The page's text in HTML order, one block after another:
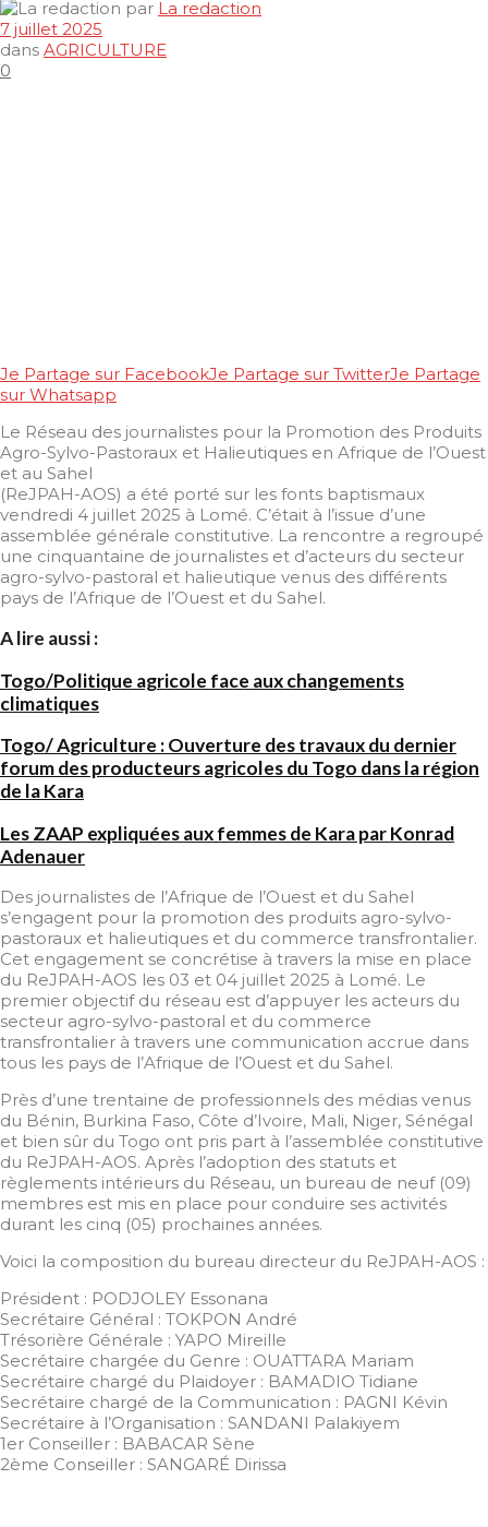
par La redaction
7 juillet 2025
dans AGRICULTURE
0
Je Partage sur FacebookJe Partage sur TwitterJe Partage
sur Whatsapp
Le Réseau des journalistes pour la Promotion des Produits
Agro-Sylvo-Pastoraux et Halieutiques en Afrique de l’Ouest
et au Sahel
(ReJPAH-AOS) a été porté sur les fonts baptismaux
vendredi 4 juillet 2025 à Lomé. C’était à l’issue d’une
assemblée générale constitutive. La rencontre a regroupé
une cinquantaine de journalistes et d’acteurs du secteur
agro-sylvo-pastoral et halieutique venus des différents
pays de l’Afrique de l’Ouest et du Sahel.
A lire aussi :
Togo/Politique agricole face aux changements
climatiques
Togo/ Agriculture : Ouverture des travaux du dernier
forum des producteurs agricoles du Togo dans la région
de la Kara
Les ZAAP expliquées aux femmes de Kara par Konrad
Adenauer
Des journalistes de l’Afrique de l’Ouest et du Sahel
s’engagent pour la promotion des produits agro-sylvo-
pastoraux et halieutiques et du commerce transfrontalier.
Cet engagement se concrétise à travers la mise en place
du ReJPAH-AOS les 03 et 04 juillet 2025 à Lomé. Le
premier objectif du réseau est d’appuyer les acteurs du
secteur agro-sylvo-pastoral et du commerce
transfrontalier à travers une communication accrue dans
tous les pays de l’Afrique de l’Ouest et du Sahel.
Près d’une trentaine de professionnels des médias venus
du Bénin, Burkina Faso, Côte d’Ivoire, Mali, Niger, Sénégal
et bien sûr du Togo ont pris part à l’assemblée constitutive
du ReJPAH-AOS. Après l’adoption des statuts et
règlements intérieurs du Réseau, un bureau de neuf (09)
membres est mis en place pour conduire ses activités
durant les cinq (05) prochaines années.
Voici la composition du bureau directeur du ReJPAH-AOS :
Président : PODJOLEY Essonana
Secrétaire Général : TOKPON André
Trésorière Générale : YAPO Mireille
Secrétaire chargée du Genre : OUATTARA Mariam
Secrétaire chargé du Plaidoyer : BAMADIO Tidiane
Secrétaire chargé de la Communication : PAGNI Kévin
Secrétaire à l’Organisation : SANDANI Palakiyem
1er Conseiller : BABACAR Sène
2ème Conseiller : SANGARÉ Dirissa